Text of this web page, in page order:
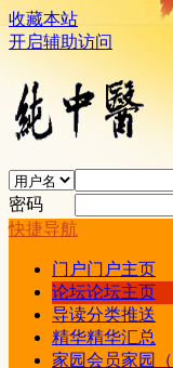
收藏本站
开启辅助访问
密码
快捷导航
门户门户主页
论坛论坛主页
导读分类推送
精华精华汇总
家园会员家园